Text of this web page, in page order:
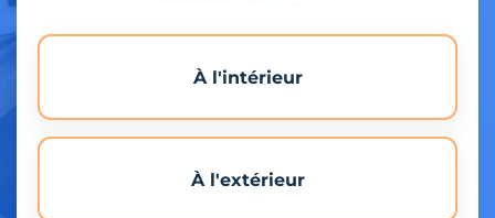
À l'intérieur
À l'extérieur